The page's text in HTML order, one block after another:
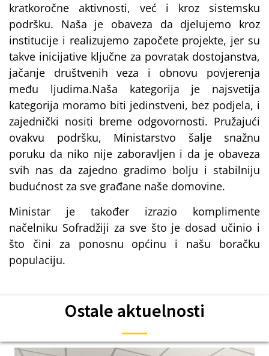
kratkoročne aktivnosti, već i kroz sistemsku
podršku. Naša je obaveza da djelujemo kroz
institucije i realizujemo započete projekte, jer su
takve inicijative ključne za povratak dostojanstva,
jačanje društvenih veza i obnovu povjerenja
među ljudima.Naša kategorija je najsvetija
kategorija moramo biti jedinstveni, bez podjela, i
zajednički nositi breme odgovornosti. Pružajući
ovakvu podršku, Ministarstvo šalje snažnu
poruku da niko nije zaboravljen i da je obaveza
svih nas da zajedno gradimo bolju i stabilniju
budućnost za sve građane naše domovine.
Ministar je također izrazio komplimente
načelniku Sofradžiji za sve što je dosad učinio i
što čini za ponosnu općinu i našu boračku
populaciju.
Ostale aktuelnosti